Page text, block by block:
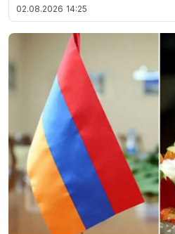
02.08.2026 14:25